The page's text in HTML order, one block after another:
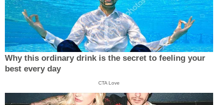
Why this ordinary drink is the secret to feeling your
best every day
CTA Love